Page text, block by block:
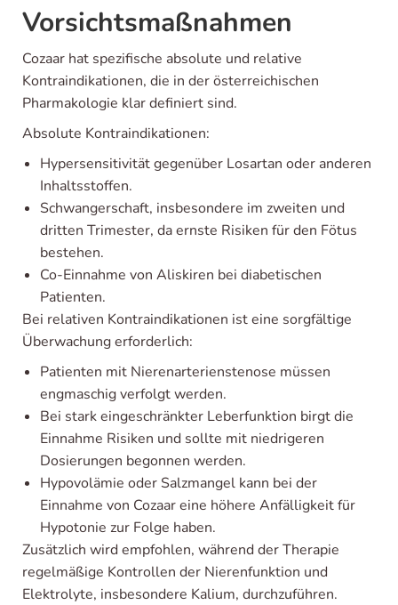
Vorsichtsmaßnahmen
Cozaar hat spezifische absolute und relative
Kontraindikationen, die in der österreichischen
Pharmakologie klar definiert sind.
Absolute Kontraindikationen:
Hypersensitivität gegenüber Losartan oder anderen
Inhaltsstoffen.
Schwangerschaft, insbesondere im zweiten und
dritten Trimester, da ernste Risiken für den Fötus
bestehen.
Co-Einnahme von Aliskiren bei diabetischen
Patienten.
Bei relativen Kontraindikationen ist eine sorgfältige
Überwachung erforderlich:
Patienten mit Nierenarterienstenose müssen
engmaschig verfolgt werden.
Bei stark eingeschränkter Leberfunktion birgt die
Einnahme Risiken und sollte mit niedrigeren
Dosierungen begonnen werden.
Hypovolämie oder Salzmangel kann bei der
Einnahme von Cozaar eine höhere Anfälligkeit für
Hypotonie zur Folge haben.
Zusätzlich wird empfohlen, während der Therapie
regelmäßige Kontrollen der Nierenfunktion und
Elektrolyte, insbesondere Kalium, durchzuführen.